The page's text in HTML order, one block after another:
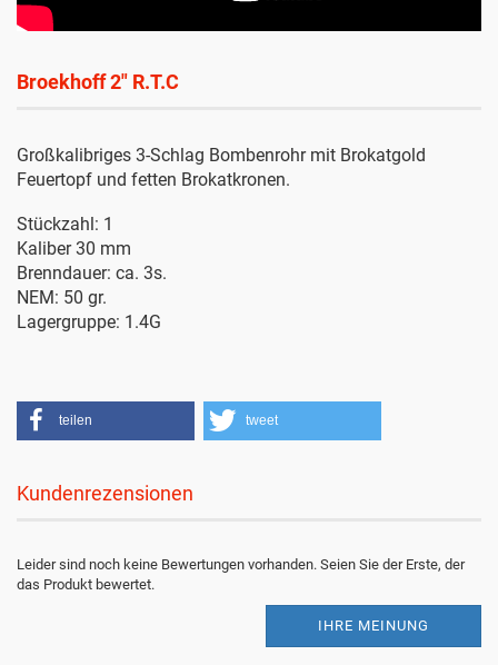
Broekhoff 2" R.T.C
Großkalibriges 3-Schlag Bombenrohr mit Brokatgold
Feuertopf und fetten Brokatkronen.
Stückzahl: 1
Kaliber 30 mm
Brenndauer: ca. 3s.
NEM: 50 gr.
Lagergruppe: 1.4G
teilen tweet
Kundenrezensionen
Leider sind noch keine Bewertungen vorhanden. Seien Sie der Erste, der
das Produkt bewertet.
IHRE MEINUNG